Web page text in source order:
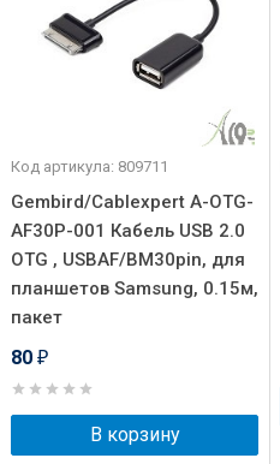
Код артикула: 809711
Gembird/Cablexpert A-OTG-
AF30P-001 Кабель USB 2.0
OTG , USBAF/BM30pin, для
планшетов Samsung, 0.15м,
пакет
80 ₽
В корзину